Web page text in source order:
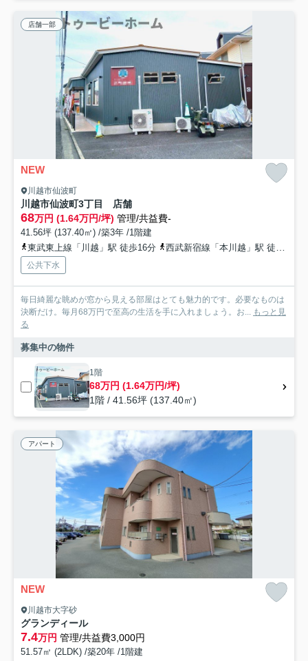
店舗一部
NEW
川越市仙波町
川越市仙波町3丁目 店舗
68万円 (1.64万円/坪) 管理/共益費-
41.56坪 (137.40㎡) /築3年 /1階建
東武東上線「川越」駅 徒歩16分
西武新宿線「本川越」駅 徒歩19分
公共下水
毎日綺麗な眺めが窓から見える部屋はとても魅力的です。必要なものは
決断だけ。毎月68万円で至高の生活を手に入れましょう。お... もっと見
る
募集中の物件
1階
68万円 (1.64万円/坪)
1階 / 41.56坪 (137.40㎡)
アパート
NEW
川越市大字砂
グランディール
7.4万円 管理/共益費3,000円
51.57㎡ (2LDK) /築20年 /1階建